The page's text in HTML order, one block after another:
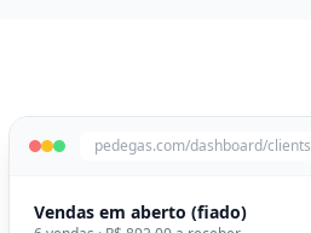
pedegas.com/dashboard/clients
Vendas em aberto (fiado)